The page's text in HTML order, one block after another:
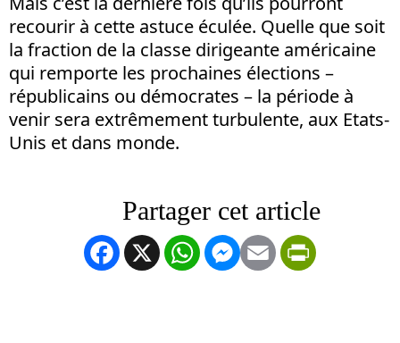
recourir à cette astuce éculée. Quelle que soit
la fraction de la classe dirigeante américaine
qui remporte les prochaines élections –
républicains ou démocrates – la période à
venir sera extrêmement turbulente, aux Etats-
Unis et dans monde.
Facebook
X WhatsApp
Messenger
Email